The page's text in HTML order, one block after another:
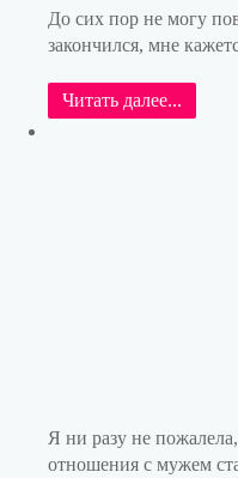
До сих пор не могу
закончился, мне
Читать далее...
Я ни разу не
отношения с мужем